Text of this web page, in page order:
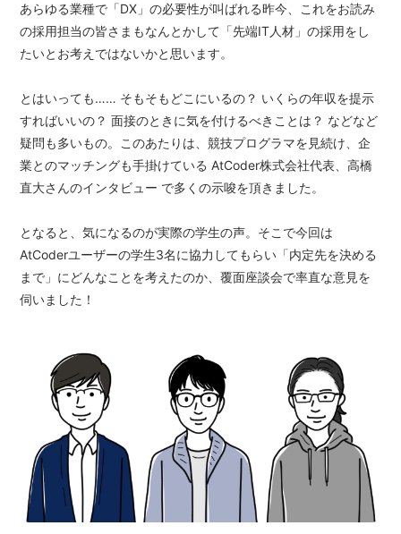
あらゆる業種で「DX」の必要性が叫ばれる昨今、これをお読み
の採用担当の皆さまもなんとかして「先端IT人材」の採用をし
たいとお考えではないかと思います。
とはいっても…… そもそもどこにいるの？ いくらの年収を提示
すればいいの？ 面接のときに気を付けるべきことは？ などなど
疑問も多いもの。このあたりは、競技プログラマを見続け、企
業とのマッチングも手掛けている AtCoder株式会社代表、高橋
直大さんのインタビュー で多くの示唆を頂きました。
となると、気になるのが実際の学生の声。そこで今回は
AtCoderユーザーの学生3名に協力してもらい「内定先を決める
まで」にどんなことを考えたのか、覆面座談会で率直な意見を
伺いました！